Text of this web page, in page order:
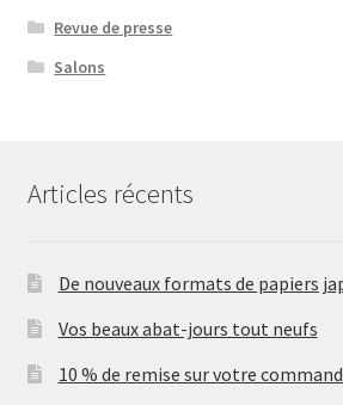
Revue de presse
Salons
Articles récents
De nouveaux formats de papiers
Vos beaux abat-jours tout neufs
10 % de remise sur votre